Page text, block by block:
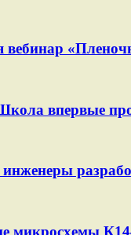
вебинар
впервые
микросхемы